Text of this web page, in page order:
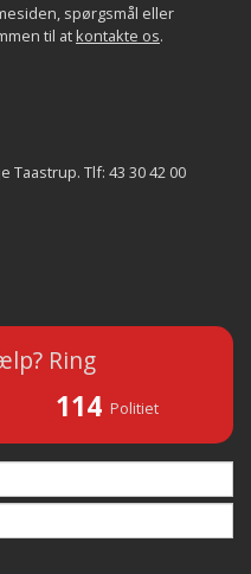
spørgsmål eller
til at kontakte os.
Taastrup. Tlf: 43 30 42 00
Ring
114 Politiet